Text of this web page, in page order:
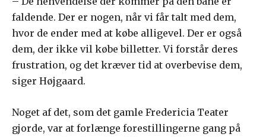
faldende. Der er nogen, når vi får talt med dem,
hvor de ender med at købe alligevel. Der er også
dem, der ikke vil købe billetter. Vi forstår deres
frustration, og det kræver tid at overbevise dem,
siger Højgaard.
Noget af det, som det gamle Fredericia Teater
gjorde, var at forlænge forestillingerne gang på